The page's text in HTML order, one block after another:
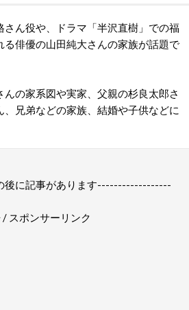
ん役や、ドラマ「半沢直樹」での福
る俳優の山田純大さんの家族が話題で
んの家系図や実家、父親の杉良太郎さ
、兄弟などの家族、結婚や子供などに
に記事があります------------------
/ スポンサーリンク